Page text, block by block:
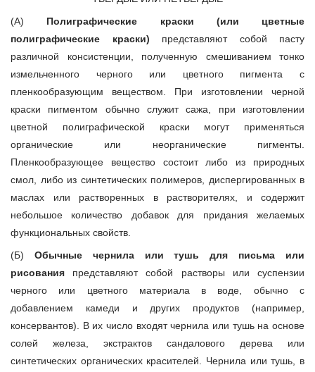
(А) Полиграфические краски (или цветные
полиграфические краски) представляют собой пасту
различной консистенции, полученную смешиванием тонко
измельченного черного или цветного пигмента с
пленкообразующим веществом. При изготовлении черной
краски пигментом обычно служит сажа, при изготовлении
цветной полиграфической краски могут применяться
органические или неорганические пигменты.
Пленкообразующее вещество состоит либо из природных
смол, либо из синтетических полимеров, диспергированных в
маслах или растворенных в растворителях, и содержит
небольшое количество добавок для придания желаемых
функциональных свойств.
(Б) Обычные чернила или тушь для письма или
рисования представляют собой растворы или суспензии
черного или цветного материала в воде, обычно с
добавлением камеди и других продуктов (например,
консервантов). В их число входят чернила или тушь на основе
солей железа, экстрактов сандалового дерева или
синтетических органических красителей. Чернила или тушь, в